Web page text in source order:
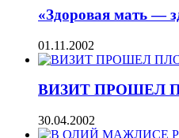
«Здоровая мать —
01.11.2002
ВИЗИТ ПРОШЕЛ
30.04.2002